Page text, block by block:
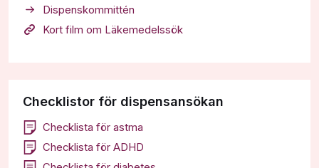
Dispenskommittén
Kort film om Läkemedelssök
Checklistor för dispensansökan
Checklista för astma
Checklista för ADHD